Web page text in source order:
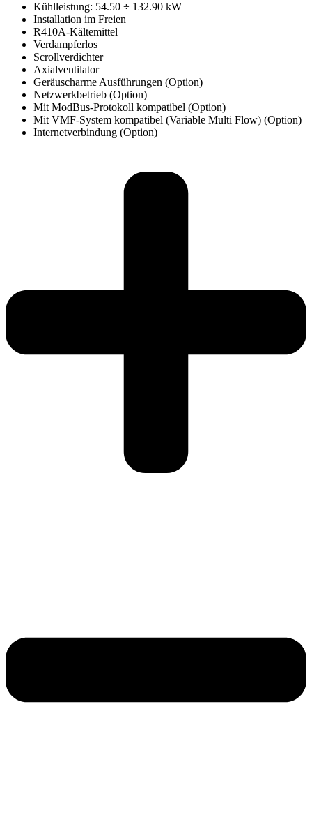
Kühlleistung: 54.50 ÷ 132.90 kW
Installation im Freien
R410A-Kältemittel
Verdampferlos
Scrollverdichter
Axialventilator
Geräuscharme Ausführungen (Option)
Netzwerkbetrieb (Option)
Mit ModBus-Protokoll kompatibel (Option)
Mit VMF-System kompatibel (Variable Multi Flow) (Option)
Internetverbindung (Option)